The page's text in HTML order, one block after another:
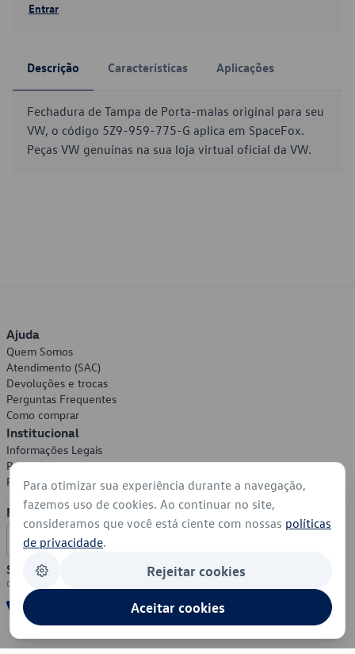
Entrar
Descrição Características Aplicações
Fechadura de Tampa de Porta-malas original para seu
VW, o código 5Z9-959-775-G aplica em SpaceFox.
Peças VW genuínas na sua loja virtual oficial da VW.
Ajuda
Quem Somos
Atendimento (SAC)
Devoluções e trocas
Perguntas Frequentes
Como comprar
Institucional
Informações Legais
Política de Privacidade
Política de Cookies
Formas de Pagamento
Segurança
Para otimizar sua experiência durante a navegação,
fazemos uso de cookies. Ao continuar no site,
consideramos que você está ciente com nossas políticas
de privacidade.
Rejeitar cookies
Aceitar cookies